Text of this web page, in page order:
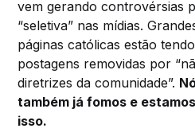
vem gerando controvérsias
“seletiva” nas mídias.
páginas católicas estão
postagens removidas por
diretrizes da comunidade”.
também já fomos e
isso.